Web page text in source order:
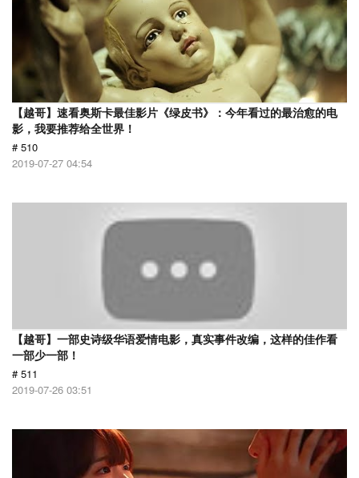
【越哥】速看奥斯卡最佳影片《绿皮书》：今年看过的最治愈的电
影，我要推荐给全世界！
# 510
2019-07-27 04:54
【越哥】一部史诗级华语爱情电影，真实事件改编，这样的佳作看
一部少一部！
# 511
2019-07-26 03:51